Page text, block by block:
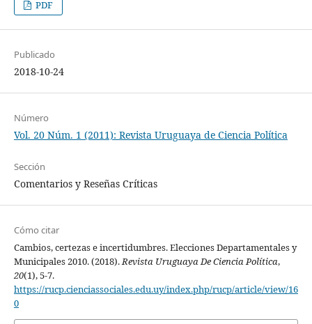
PDF
Publicado
2018-10-24
Número
Vol. 20 Núm. 1 (2011): Revista Uruguaya de Ciencia Política
Sección
Comentarios y Reseñas Críticas
Cómo citar
Cambios, certezas e incertidumbres. Elecciones Departamentales y
Municipales 2010. (2018).Revista Uruguaya De Ciencia Política,
20(1), 5-7.
https://rucp.cienciassociales.edu.uy/index.php/rucp/article/view/16
0